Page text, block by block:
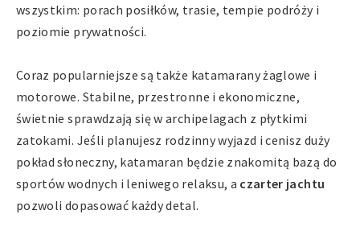
wszystkim: porach posiłków, trasie, tempie podróży i
poziomie prywatności.
Coraz popularniejsze są także katamarany żaglowe i
motorowe. Stabilne, przestronne i ekonomiczne,
świetnie sprawdzają się w archipelagach z płytkimi
zatokami. Jeśli planujesz rodzinny wyjazd i cenisz duży
pokład słoneczny, katamaran będzie znakomitą bazą do
sportów wodnych i leniwego relaksu, a czarter jachtu
pozwoli dopasować każdy detal.